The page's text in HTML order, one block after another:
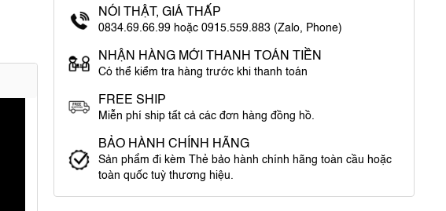
NÓI THẬT, GIÁ THẤP
0834.69.66.99 hoặc 0915.559.883 (Zalo, Phone)
NHẬN HÀNG MỚI THANH TOÁN TIỀN
Có thể kiểm tra hàng trước khi thanh toán
FREE SHIP
Miễn phí ship tất cả các đơn hàng đồng hồ.
BẢO HÀNH CHÍNH HÃNG
Sản phẩm đi kèm Thẻ bảo hành chính hãng toàn cầu hoặc
toàn quốc tuỳ thương hiệu.